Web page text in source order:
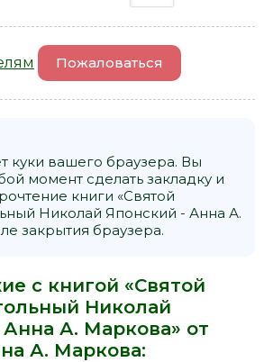
Пожаловаться
куки вашего браузера. Вы
момент сделать закладку и
книги «Святой
Николай Японский - Анна А.
закрытия браузера.
с книгой «Святой
Николай
А. Маркова» от
А. Маркова: